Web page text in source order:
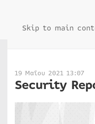
Skip to main
19 Μαΐου 2021 13:07
Security